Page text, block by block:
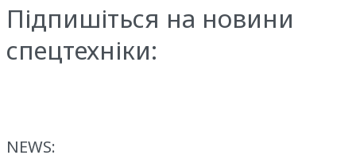
Підпишіться на новини
спецтехніки:
NEWS: